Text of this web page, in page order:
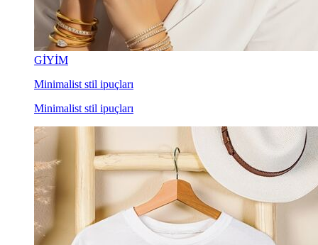
GİYİM
Minimalist stil ipuçları
Minimalist stil ipuçları